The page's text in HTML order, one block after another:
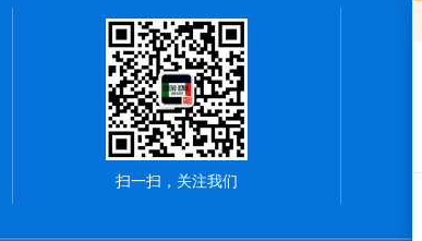
扫一扫，关注我们